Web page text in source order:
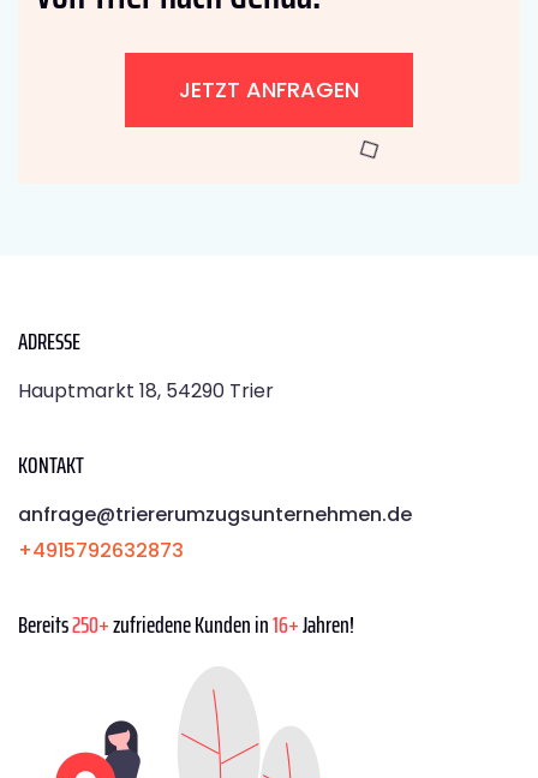
JETZT ANFRAGEN
ADRESSE
Hauptmarkt 18, 54290 Trier
KONTAKT
anfrage@triererumzugsunternehmen.de
+4915792632873
Bereits250+zufriedene Kunden in16+Jahren!